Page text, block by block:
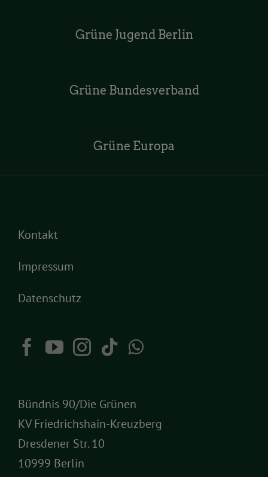
Grüne Jugend Berlin
Grüne Bundesverband
Grüne Europa
Kontakt
Impressum
Datenschutz
Bündnis 90/Die Grünen
KV Friedrichshain-Kreuzberg
Dresdener Str. 10
10999 Berlin